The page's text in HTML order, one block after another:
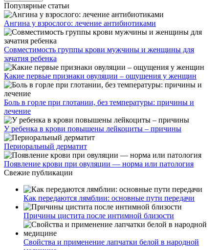
Популярные статьи
Ангина у взрослого: лечение антибиотиками
Совместимость группы крови мужчины и женщины для
зачатия ребенка
Какие первые признаки овуляции – ощущения у женщин
Боль в горле при глотании, без температуры: причины и
лечение
У ребенка в крови повышены лейкоциты – причины
Периоральный дерматит
Появление крови при овуляции — норма или патология
Свежие публикации
Как передаются лямблии: основные пути передачи
Причины цистита после интимной близости
Свойства и применение лапчатки белой в народной